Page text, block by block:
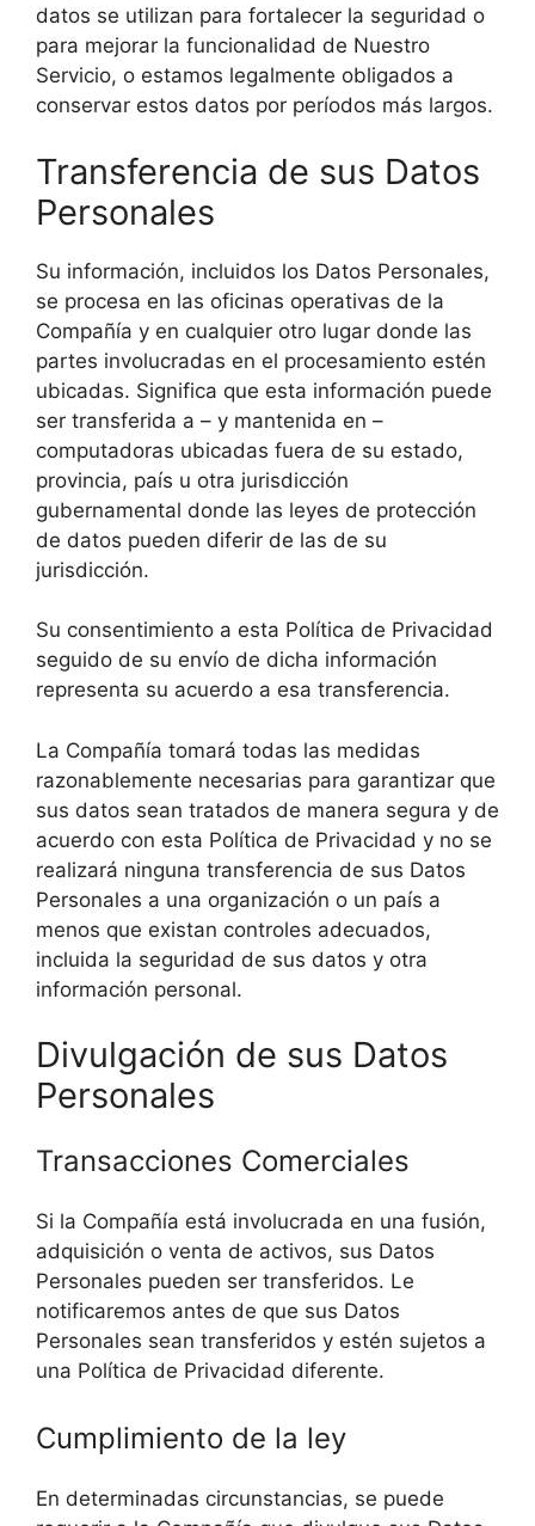
datos se utilizan para fortalecer la seguridad o
para mejorar la funcionalidad de Nuestro
Servicio, o estamos legalmente obligados a
conservar estos datos por períodos más largos.
Transferencia de sus Datos
Personales
Su información, incluidos los Datos Personales,
se procesa en las oficinas operativas de la
Compañía y en cualquier otro lugar donde las
partes involucradas en el procesamiento estén
ubicadas. Significa que esta información puede
ser transferida a – y mantenida en –
computadoras ubicadas fuera de su estado,
provincia, país u otra jurisdicción
gubernamental donde las leyes de protección
de datos pueden diferir de las de su
jurisdicción.
Su consentimiento a esta Política de Privacidad
seguido de su envío de dicha información
representa su acuerdo a esa transferencia.
La Compañía tomará todas las medidas
razonablemente necesarias para garantizar que
sus datos sean tratados de manera segura y de
acuerdo con esta Política de Privacidad y no se
realizará ninguna transferencia de sus Datos
Personales a una organización o un país a
menos que existan controles adecuados,
incluida la seguridad de sus datos y otra
información personal.
Divulgación de sus Datos
Personales
Transacciones Comerciales
Si la Compañía está involucrada en una fusión,
adquisición o venta de activos, sus Datos
Personales pueden ser transferidos. Le
notificaremos antes de que sus Datos
Personales sean transferidos y estén sujetos a
una Política de Privacidad diferente.
Cumplimiento de la ley
En determinadas circunstancias, se puede